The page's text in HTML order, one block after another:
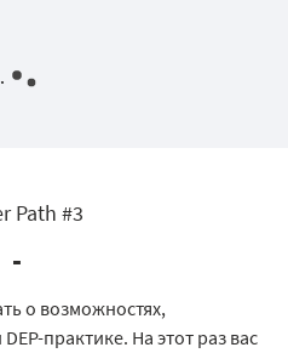
Path #3
-
о возможностях,
практике. На этот раз вас